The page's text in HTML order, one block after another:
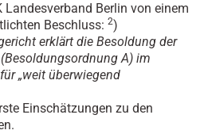
Landesverband Berlin von einem
Beschluss: 2)
erklärt die Besoldung der
A) im
„weit überwiegend
Einschätzungen zu den